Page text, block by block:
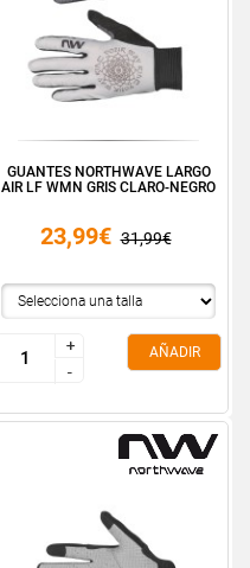
GUANTES NORTHWAVE LARGO
AIR LF WMN GRIS CLARO-NEGRO
23,99€ 31,99€
+
-
+
-
AÑADIR